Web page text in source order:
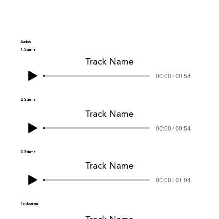
Audios
1. Stimme
Track Name
00:00 / 00:54
2. Stimme
Track Name
00:00 / 00:54
Tambouren
3. Stimme
Track Name
00:00 / 01:04